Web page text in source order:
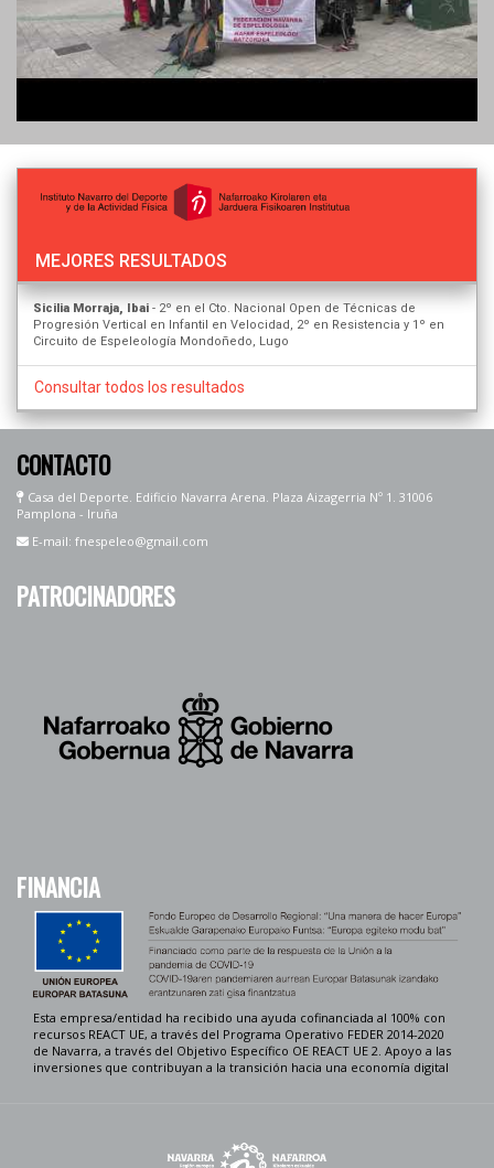
MEJORES RESULTADOS
Sicilia Morraja, Ibai - 2º en el Cto. Nacional Open de Técnicas de
Progresión Vertical en Infantil en Velocidad, 2º en Resistencia y 1º en
Circuito de Espeleología Mondoñedo, Lugo
Consultar todos los resultados
CONTACTO
Casa del Deporte. Edificio Navarra Arena. Plaza Aizagerria Nº 1. 31006
Pamplona - Iruña
E-mail: fnespeleo@gmail.com
PATROCINADORES
FINANCIA
Esta empresa/entidad ha recibido una ayuda cofinanciada al 100% con
recursos REACT UE, a través del Programa Operativo FEDER 2014-2020
de Navarra, a través del Objetivo Específico OE REACT UE 2. Apoyo a las
inversiones que contribuyan a la transición hacia una economía digital